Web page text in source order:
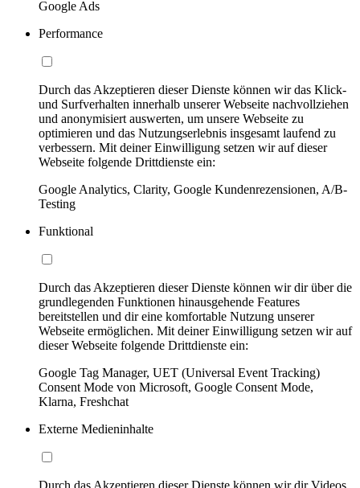
Google Ads
Performance
Durch das Akzeptieren dieser Dienste können wir das Klick-
und Surfverhalten innerhalb unserer Webseite nachvollziehen
und anonymisiert auswerten, um unsere Webseite zu
optimieren und das Nutzungserlebnis insgesamt laufend zu
verbessern. Mit deiner Einwilligung setzen wir auf dieser
Webseite folgende Drittdienste ein:
Google Analytics, Clarity, Google Kundenrezensionen, A/B-
Testing
Funktional
Durch das Akzeptieren dieser Dienste können wir dir über die
grundlegenden Funktionen hinausgehende Features
bereitstellen und dir eine komfortable Nutzung unserer
Webseite ermöglichen. Mit deiner Einwilligung setzen wir auf
dieser Webseite folgende Drittdienste ein:
Google Tag Manager, UET (Universal Event Tracking)
Consent Mode von Microsoft, Google Consent Mode,
Klarna, Freshchat
Externe Medieninhalte